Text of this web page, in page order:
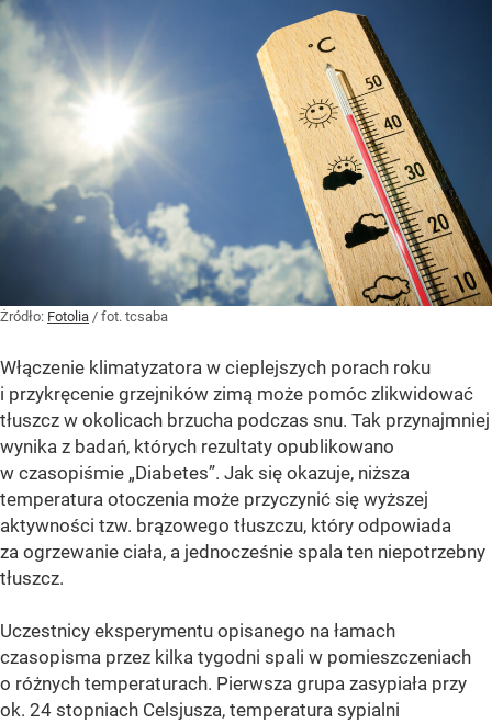
Żródło: Fotolia / fot. tcsaba
Włączenie klimatyzatora w cieplejszych porach roku
i przykręcenie grzejników zimą może pomóc zlikwidować
tłuszcz w okolicach brzucha podczas snu. Tak przynajmniej
wynika z badań, których rezultaty opublikowano
w czasopiśmie „Diabetes”. Jak się okazuje, niższa
temperatura otoczenia może przyczynić się wyższej
aktywności tzw. brązowego tłuszczu, który odpowiada
za ogrzewanie ciała, a jednocześnie spala ten niepotrzebny
tłuszcz.
Uczestnicy eksperymentu opisanego na łamach
czasopisma przez kilka tygodni spali w pomieszczeniach
o różnych temperaturach. Pierwsza grupa zasypiała przy
ok. 24 stopniach Celsjusza, temperatura sypialni